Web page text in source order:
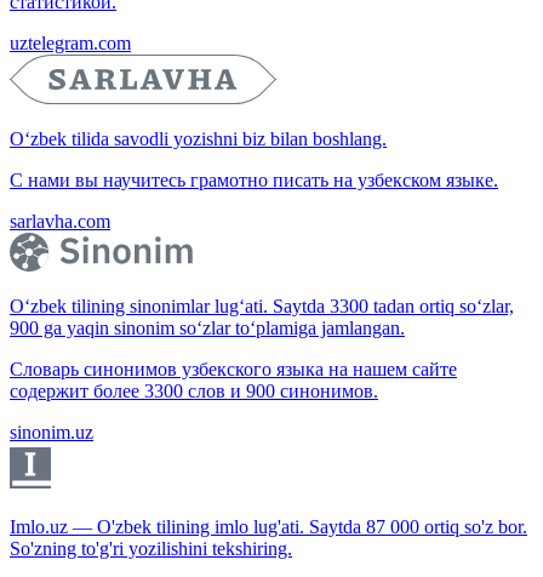
uztelegram.com
O‘zbek tilida savodli yozishni biz bilan boshlang.
С нами вы научитесь грамотно писать на узбекском языке.
sarlavha.com
O‘zbek tilining sinonimlar lug‘ati. Saytda 3300 tadan ortiq so‘zlar,
900 ga yaqin sinonim so‘zlar to‘plamiga jamlangan.
Словарь синонимов узбекского языка на нашем сайте
содержит более 3300 слов и 900 синонимов.
sinonim.uz
Imlo.uz — O'zbek tilining imlo lug'ati. Saytda 87 000 ortiq so'z bor.
So'zning to'g'ri yozilishini tekshiring.